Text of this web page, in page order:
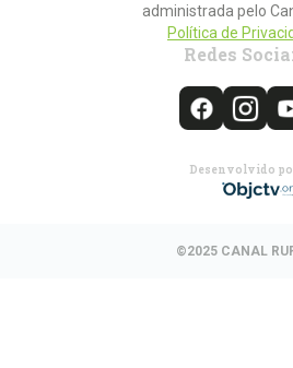
administrada pelo
Política de
Redes
Desenvolvido
©2025 CANAL